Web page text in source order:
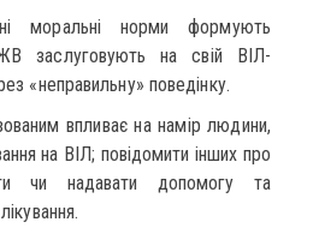
моральні норми формують
заслуговують на свій ВІЛ-
«неправильну» поведінку.
впливає на намір людини,
на ВІЛ; повідомити інших про
чи надавати допомогу та